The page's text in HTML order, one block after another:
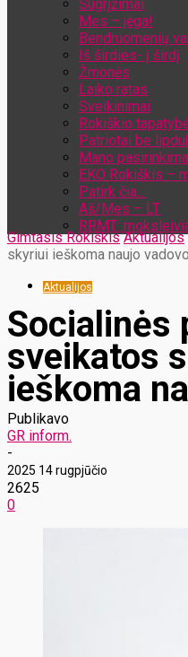
Sugrįžimai
Mes – jėga!
Bendruomenių
Iš širdies- į širdį
Žmonės
Laiko ratas
Sveikinimai
Rokiškio
Patriotai be
Mano
EKO Rokiškis –
Patirk čia…
Aš/Mes – LT
RRMT:
Gimtasis Rokiškis Aktualijos
skyriui ieškoma naujo vadovo
Aktualijos
Socialinės
sveikatos
ieškoma
Publikavo
GR inform.
-
2025 14 rugpjūčio
2625
0